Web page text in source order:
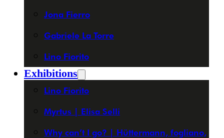
Jona Fierro
Gabriele La Torre
Lino Fiorito
Exhibitions
Lino Fiorito
Myrtus | Elisa Selli
Why can’t I go? | Hüttermann, fogliano,